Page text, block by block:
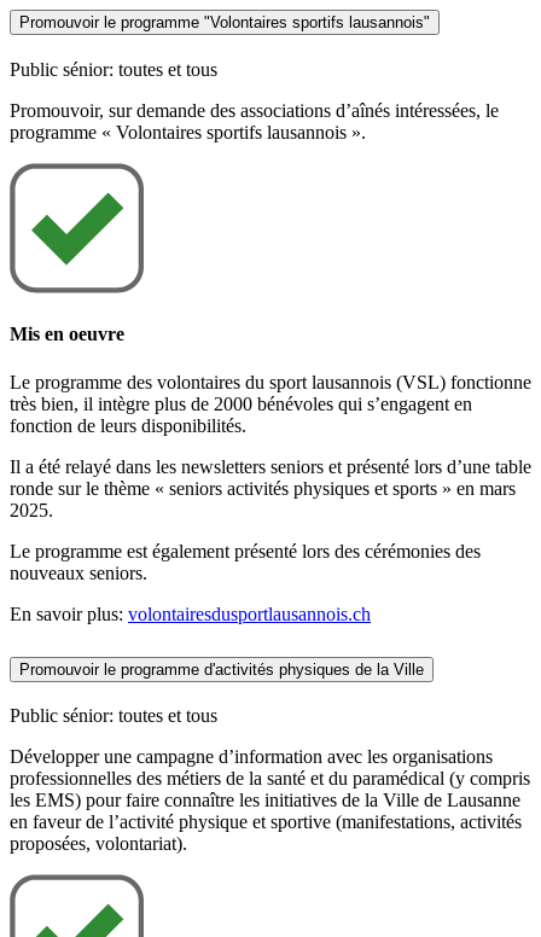
Promouvoir le programme "Volontaires sportifs lausannois"
Public sénior: toutes et tous
Promouvoir, sur demande des associations d’aînés intéressées, le
programme « Volontaires sportifs lausannois ».
Mis en oeuvre
Le programme des volontaires du sport lausannois (VSL) fonctionne
très bien, il intègre plus de 2000 bénévoles qui s’engagent en
fonction de leurs disponibilités.
Il a été relayé dans les newsletters seniors et présenté lors d’une table
ronde sur le thème « seniors activités physiques et sports » en mars
2025.
Le programme est également présenté lors des cérémonies des
nouveaux seniors.
En savoir plus: volontairesdusportlausannois.ch
Promouvoir le programme d'activités physiques de la Ville
Public sénior: toutes et tous
Développer une campagne d’information avec les organisations
professionnelles des métiers de la santé et du paramédical (y compris
les EMS) pour faire connaître les initiatives de la Ville de Lausanne
en faveur de l’activité physique et sportive (manifestations, activités
proposées, volontariat).